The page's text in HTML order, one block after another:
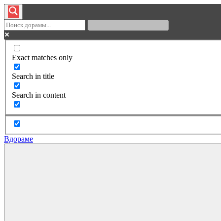
Exact matches only
Search in title
Search in content
Вдораме